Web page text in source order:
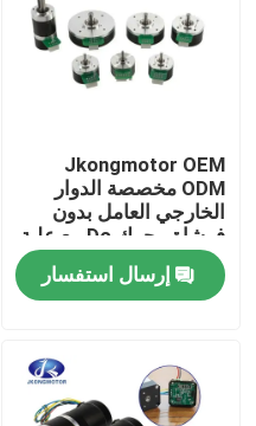
منتجات
Jkongmotor OEM
ODM مخصصة الدوار
الخارجي العامل بدون
فرشاة محرك Dc مع علبة
التروس مكيف الفرامل
مدمجة في السائق
إرسال استفسار